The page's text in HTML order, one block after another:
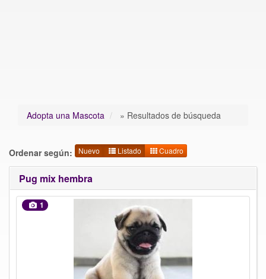
Adopta una Mascota » Resultados de búsqueda
Ordenar según: Nuevo Listado Cuadro
Pug mix hembra
1